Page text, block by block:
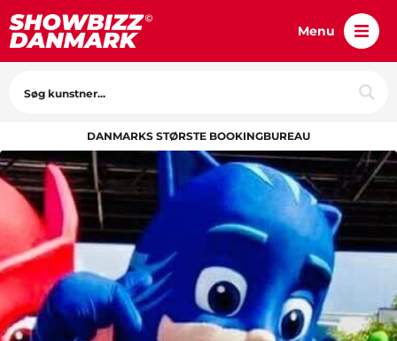
Menu
DANMARKS STØRSTE BOOKINGBUREAU